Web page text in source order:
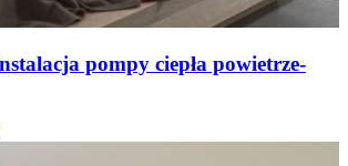
pompy ciepła powietrze-